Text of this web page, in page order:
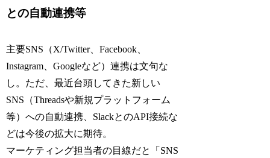
との自動連携等
主要SNS（X/Twitter、Facebook、
Instagram、Googleなど）連携は文句な
し。ただ、最近台頭してきた新しい
SNS（Threadsや新規プラットフォーム
等）への自動連携、SlackとのAPI接続な
どは今後の拡大に期待。
マーケティング担当者の目線だと「SNS